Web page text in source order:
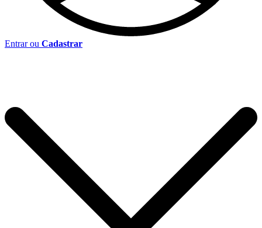
Entrar ou Cadastrar